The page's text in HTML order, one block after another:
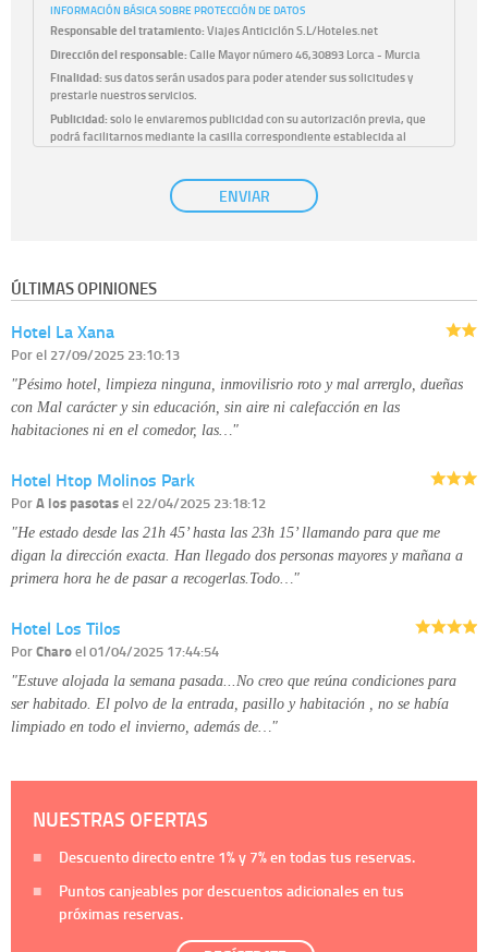
INFORMACIÓN BÁSICA SOBRE PROTECCIÓN DE DATOS
Responsable del tratamiento:Viajes Anticiclón S.L/Hoteles.net
Dirección del responsable:Calle Mayor número 46,30893 Lorca - Murcia
Finalidad:sus datos serán usados para poder atender sus solicitudes y
prestarle nuestros servicios.
Publicidad:solo le enviaremos publicidad con su autorización previa, que
podrá facilitarnos mediante la casilla correspondiente establecida al
únicamente trataremos sus datos con su consentimiento
previo, que podrá facilitarnos mediante la casilla correspondiente
Derechos:tiene derecho a saber qué información tenemos sobre usted,
disponible en nuestra página web.
Información complementaria:
ENVIAR
ÚLTIMAS OPINIONES
Hotel La Xana
Porel 27/09/2025 23:10:13
"Pésimo hotel, limpieza ninguna, inmovilisrio roto y mal arrerglo, dueñas
con Mal carácter y sin educación, sin aire ni calefacción en las
habitaciones ni en el comedor, las…"
Hotel Htop Molinos Park
PorA los pasotasel 22/04/2025 23:18:12
"He estado desde las 21h 45’ hasta las 23h 15’ llamando para que me
digan la dirección exacta. Han llegado dos personas mayores y mañana a
primera hora he de pasar a recogerlas.Todo…"
Hotel Los Tilos
PorCharoel 01/04/2025 17:44:54
"Estuve alojada la semana pasada...No creo que reúna condiciones para
ser habitado. El polvo de la entrada, pasillo y habitación , no se había
limpiado en todo el invierno, además de…"
NUESTRAS OFERTAS
Descuento directo entre 1%y 7%en todas tus reservas.
Puntos canjeables por descuentos adicionales en tus
próximas reservas.